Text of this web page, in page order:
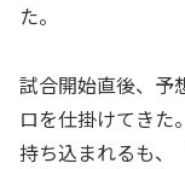
た。
試合開始直後、予
ロを仕掛けてきた
持ち込まれるも、